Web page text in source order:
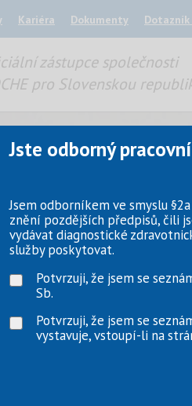
Kariéra Dokumenty
zástupce společnosti
pro Slovenskou
založená v roce 2001 se sídlem v
diagnostických zdravotnických
pokročilá řešení pro
široký sortimentplastového
veterinárních a
Jste odborný
Jsem odborníkem ve smyslu
znění pozdějších předpisů, čili
vydávat diagnostické
služby poskytovat.
Potvrzuji, že jsem se
Sb.
Potvrzuji, že jsem se
vystavuje, vstoupí-li na